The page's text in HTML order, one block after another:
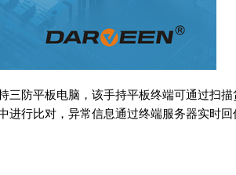
三防平板电脑，该手持平板终端可通过扫描
进行比对，异常信息通过终端服务器实时回